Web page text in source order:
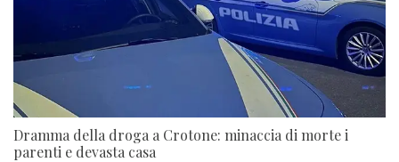
Dramma della droga a Crotone: minaccia di morte i
parenti e devasta casa